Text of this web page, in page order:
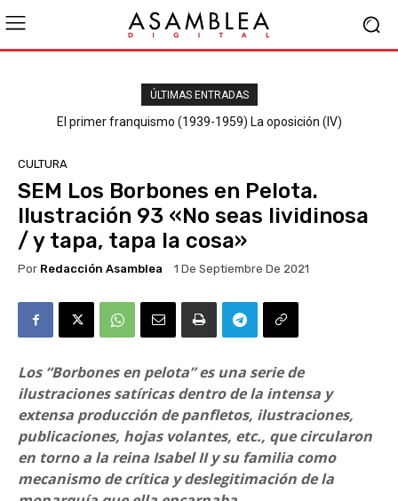
ÚLTIMAS ENTRADAS
El primer franquismo (1939-1959) La oposición (IV)
El primer franquismo (1939-1959) La oposición (III) El PSOE
CULTURA
SEM Los Borbones en Pelota.
Ilustración 93 «No seas lividinosa
/ y tapa, tapa la cosa»
Por Redacción Asamblea 1 De Septiembre De 2021
Los “Borbones en pelota” es una serie de
ilustraciones satíricas dentro de la intensa y
extensa producción de panfletos, ilustraciones,
publicaciones, hojas volantes, etc., que circularon
en torno a la reina Isabel II y su familia como
mecanismo de crítica y deslegitimación de la